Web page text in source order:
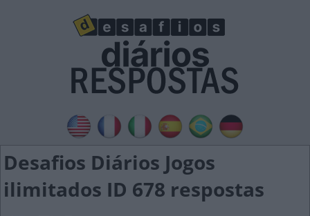
Desafios Diários Jogos
ilimitados ID 678 respostas